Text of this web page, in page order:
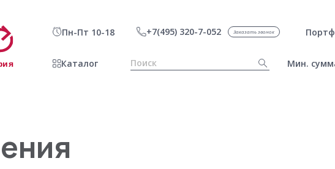
Пн-Пт 10-18 +7(495) 320-7-052 Заказать звонок
Каталог Мин.